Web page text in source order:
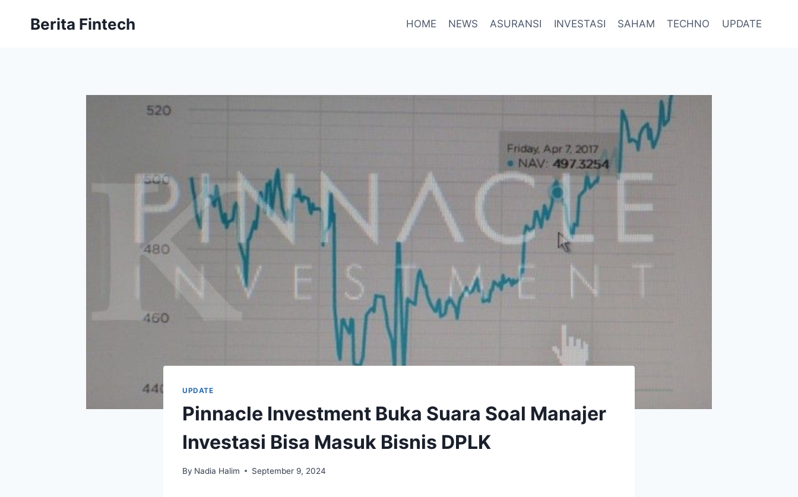
Berita Fintech HOME NEWS ASURANSI INVESTASI SAHAM TECHNO UPDATE
UPDATE
Pinnacle Investment Buka Suara Soal Manajer
Investasi Bisa Masuk Bisnis DPLK
By Nadia Halim September 9, 2024